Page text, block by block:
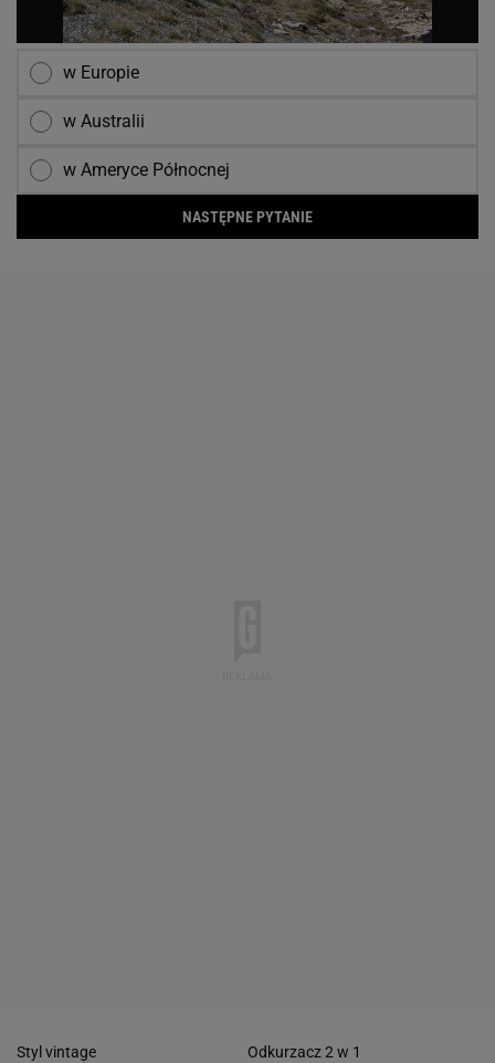
w Europie
w Australii
w Ameryce Północnej
NASTĘPNE PYTANIE
Styl vintage Odkurzacz 2 w 1